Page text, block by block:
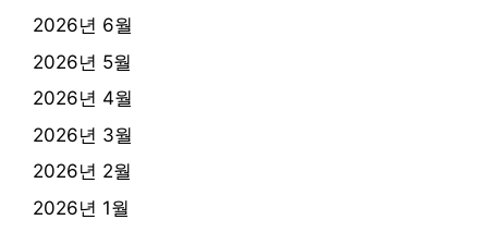
2026년 6월
2026년 5월
2026년 4월
2026년 3월
2026년 2월
2026년 1월